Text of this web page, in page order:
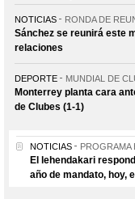
NOTICIAS RONDA DE
Sánchez se reunirá este
relaciones
DEPORTE MUNDIAL DE
Monterrey planta cara
de Clubes (1-1)
NOTICIAS PROGRAMA
El lehendakari
año de mandato, hoy,